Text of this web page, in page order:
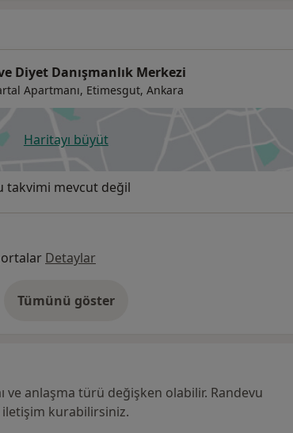
Diyet Danışmanlık Merkezi
Apartmanı, Etimesgut, Ankara
Haritayı büyüt
yeni bir sekmede açılır
takvimi mevcut değil
Detaylar
Tümünü göster
adres hakkında
ve anlaşma türü değişken olabilir. Randevu
kurabilirsiniz.